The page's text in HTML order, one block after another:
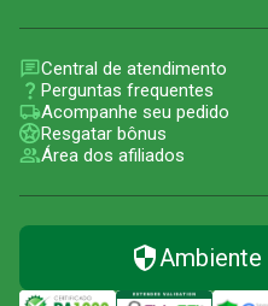
Central de atendimento
Perguntas frequentes
Acompanhe seu pedido
Resgatar bônus
Área dos afiliados
Ambiente